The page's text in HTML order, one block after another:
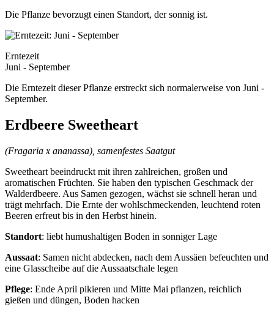
Die Pflanze bevorzugt einen Standort, der sonnig ist.
Erntezeit
Juni - September
Die Erntezeit dieser Pflanze erstreckt sich normalerweise von Juni -
September.
Erdbeere Sweetheart
(Fragaria x ananassa), samenfestes Saatgut
Sweetheart beeindruckt mit ihren zahlreichen, großen und
aromatischen Früchten. Sie haben den typischen Geschmack der
Walderdbeere. Aus Samen gezogen, wächst sie schnell heran und
trägt mehrfach. Die Ernte der wohlschmeckenden, leuchtend roten
Beeren erfreut bis in den Herbst hinein.
Standort: liebt humushaltigen Boden in sonniger Lage
Aussaat: Samen nicht abdecken, nach dem Aussäen befeuchten und
eine Glasscheibe auf die Aussaatschale legen
Pflege: Ende April pikieren und Mitte Mai pflanzen, reichlich
gießen und düngen, Boden hacken